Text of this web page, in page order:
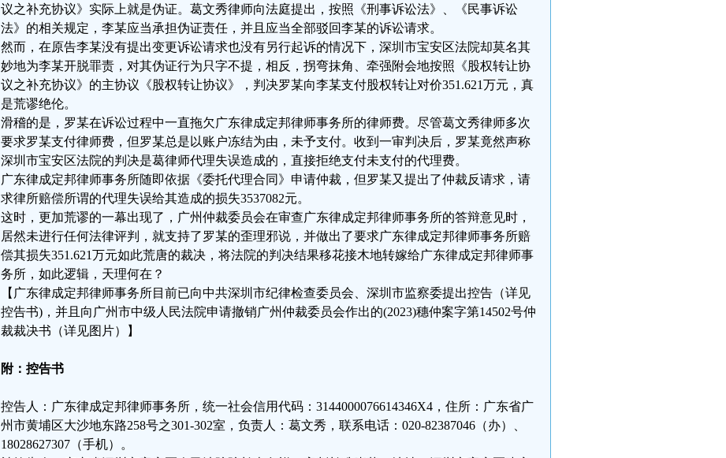
议之补充协议》实际上就是伪证。葛文秀律师向法庭提出，按照《刑事诉讼法》、《民事诉讼
法》的相关规定，李某应当承担伪证责任，并且应当全部驳回李某的诉讼请求。
然而，在原告李某没有提出变更诉讼请求也没有另行起诉的情况下，深圳市宝安区法院却莫名其
妙地为李某开脱罪责，对其伪证行为只字不提，相反，拐弯抹角、牵强附会地按照《股权转让协
议之补充协议》的主协议《股权转让协议》，判决罗某向李某支付股权转让对价351.621万元，真
是荒谬绝伦。
滑稽的是，罗某在诉讼过程中一直拖欠广东律成定邦律师事务所的律师费。尽管葛文秀律师多次
要求罗某支付律师费，但罗某总是以账户冻结为由，未予支付。收到一审判决后，罗某竟然声称
深圳市宝安区法院的判决是葛律师代理失误造成的，直接拒绝支付未支付的代理费。
广东律成定邦律师事务所随即依据《委托代理合同》申请仲裁，但罗某又提出了仲裁反请求，请
求律所赔偿所谓的代理失误给其造成的损失3537082元。
这时，更加荒谬的一幕出现了，广州仲裁委员会在审查广东律成定邦律师事务所的答辩意见时，
居然未进行任何法律评判，就支持了罗某的歪理邪说，并做出了要求广东律成定邦律师事务所赔
偿其损失351.621万元如此荒唐的裁决，将法院的判决结果移花接木地转嫁给广东律成定邦律师事
务所，如此逻辑，天理何在？
【广东律成定邦律师事务所目前已向中共深圳市纪律检查委员会、深圳市监察委提出控告（详见
控告书)，并且向广州市中级人民法院申请撤销广州仲裁委员会作出的(2023)穗仲案字第14502号仲
裁裁决书（详见图片）】
附：控告书
控告人：广东律成定邦律师事务所，统一社会信用代码：3144000076614346X4，住所：广东省广
州市黄埔区大沙地东路258号之301-302室，负责人：葛文秀，联系电话：020-82387046（办）、
18028627307（手机）。